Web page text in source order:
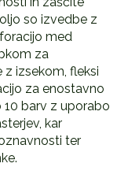
so izvedbe z
med
za
izsekom, fleksi
za enostavno
10 barv z uporabo
kar
ter